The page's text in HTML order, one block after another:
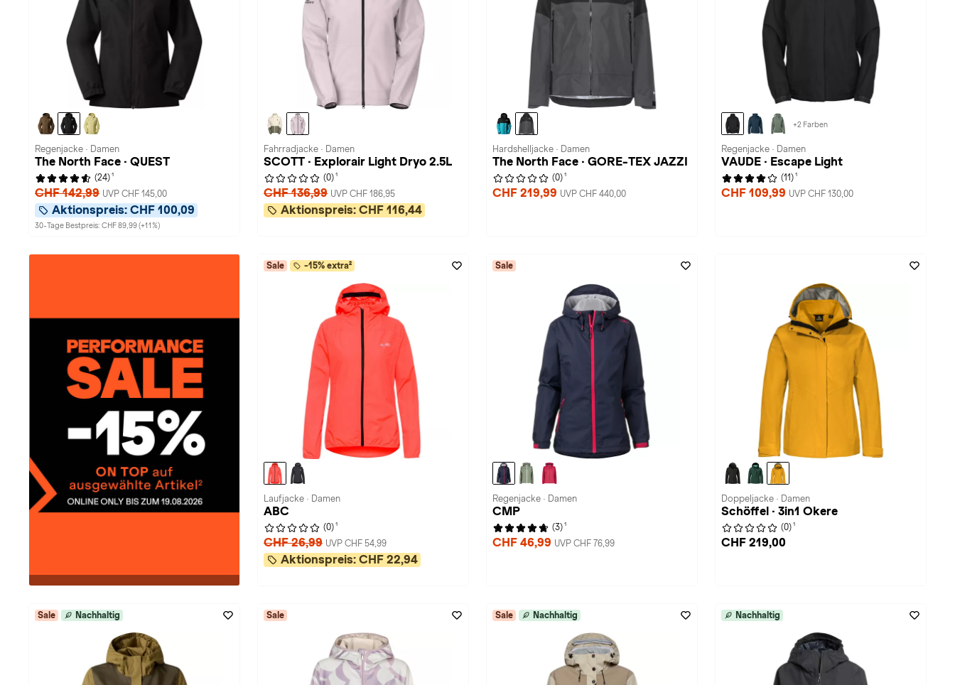
Regenjacke · Damen
The North Face · QUEST
(24) 1
CHF 142,99 UVP CHF 145,00
Aktionspreis: CHF 100,09
30-Tage Bestpreis: CHF 89,99 (+11%)
Fahrradjacke · Damen
SCOTT · Explorair Light Dryo 2.5L
(0) 1
CHF 136,99 UVP CHF 186,95
Aktionspreis: CHF 116,44
Hardshelljacke · Damen
The North Face · GORE-TEX JAZZI
(0) 1
CHF 219,99 UVP CHF 440,00
+2 Farben
Regenjacke · Damen
VAUDE · Escape Light
(11) 1
CHF 109,99 UVP CHF 130,00
Sale -15% extra²
Laufjacke · Damen
ABC
(0) 1
CHF 26,99 UVP CHF 54,99
Aktionspreis: CHF 22,94
Sale
Regenjacke · Damen
CMP
(3) 1
CHF 46,99 UVP CHF 76,99
Doppeljacke · Damen
Schöffel · 3in1 Okere
(0) 1
CHF 219,00
Sale Nachhaltig Sale Sale Nachhaltig Nachhaltig